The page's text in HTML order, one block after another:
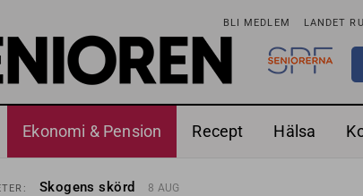
BLI MEDLEM LANDET
Ekonomi & Pension Recept Hälsa
Skogens skörd 8 AUG